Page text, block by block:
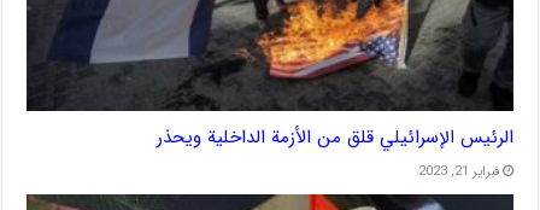
الرئيس الإسرائيلي قلق من الأزمة الداخلية ويحذر
فبراير 21, 2023